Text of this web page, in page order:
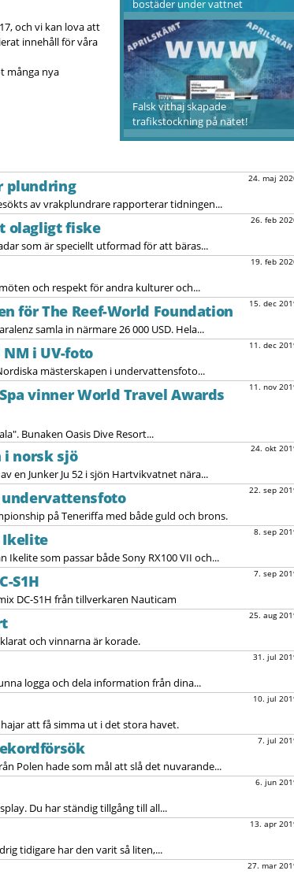
och vi kan lova att
innehåll för våra
många nya
bostäder under vattnet
Falsk vithaj skapade
trafikstockning på nätet!
24. maj
plundring
av vrakplundrare rapporterar tidningen...
26. feb
olagligt fiske
som är speciellt utformad för att bäras...
19. feb
och respekt för andra kulturer och...
15. dec
för The Reef-World Foundation
samla in närmare 26 000 USD. Hela...
11. dec
i UV-foto
mästerskapen i undervattensfoto...
11. nov
vinner World Travel Awards
Bunaken Oasis Dive Resort...
24. okt
i norsk sjö
en Junker Ju 52 i sjön Hartvikvatnet nära...
22. sep
undervattensfoto
på Teneriffa med både guld och brons.
8. sep
Ikelite
som passar både Sony RX100 VII och...
7. sep
S1H
DC-S1H från tillverkaren Nauticam
25. aug
och vinnarna är korade.
31. jul
logga och dela information från dina...
10. jul
att få simma ut i det stora havet.
7. jul
Polen hade som mål att slå det nuvarande...
6. jun
Du har ständig tillgång till all...
13. apr
tidigare har den varit så liten,...
27. mar